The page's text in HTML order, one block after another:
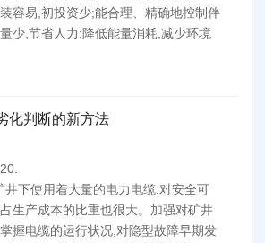
容易,初投资少;能合理、精确地控制伴
少,节省人力;降低能量消耗,减少环境
化判断的新方法
井下使用着大量的电力电缆,对安全可
生产成本的比重也很大。加强对矿井
握电缆的运行状况,对隐型故障早期发